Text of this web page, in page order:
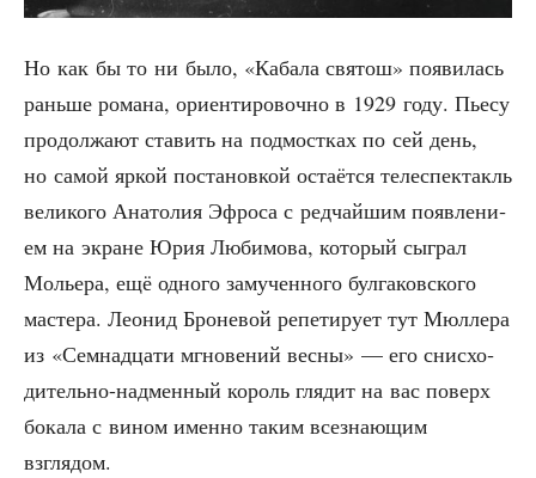
Но как бы то ни было, «Каба­ла свя­тош» появи­лась
рань­ше рома­на, ори­ен­ти­ро­воч­но в 1929 году. Пье­су
про­дол­жа­ют ста­вить на под­мост­ках по сей день,
но самой яркой поста­нов­кой оста­ёт­ся теле­спек­такль
вели­ко­го Ана­то­лия Эфро­са с ред­чай­шим появ­ле­ни­
ем на экране Юрия Люби­мо­ва, кото­рый сыг­рал
Молье­ра, ещё одно­го заму­чен­но­го бул­га­ков­ско­го
масте­ра. Лео­нид Бро­не­вой репе­ти­ру­ет тут Мюл­ле­ра
из «Сем­на­дца­ти мгно­ве­ний вес­ны» — его снис­хо­
ди­тель­но-над­мен­ный король гля­дит на вас поверх
бока­ла с вином имен­но таким все­зна­ю­щим
взглядом.